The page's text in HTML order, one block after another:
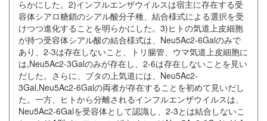
らかにした。2)インフルエンザウイルスは宿主に存在する受
容体シアロ糖鎖のシアル酸分子種、結合様式による選択を受
けつつ進化することを明らかにした。3)ヒトの気道上皮細胞
が持つ受容体シアル酸の結合様式は、Neu5Ac2-6Galのみで
あり、2-3は存在しないこと、トリ腸管、ウマ気道上皮細胞に
は,Neu5Ac2-3Galのみが存在し、2-6は存在しないことを見い
だした。さらに、ブタの上気道には、Neu5Ac2-
3Gal,Neu5Ac2-6Galの両者が存在することを初めて見いだし
た。一方、ヒトから分離されるインフルエンザウイルスは、
Neu5Ac2-6Galを受容体として認識し、2-3とは結合しないこ